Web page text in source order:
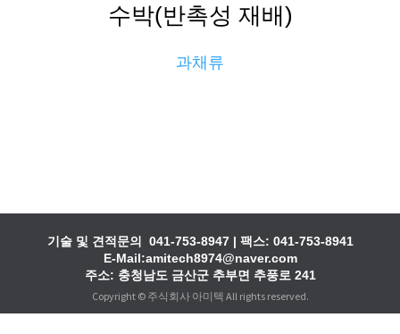
수박(반촉성 재배)
과채류
기술 및 견적문의 041-753-8947| 팩스: 041-753-8941
E-Mail:amitech8974@naver.com
주소: 충청남도 금산군 추부면 추풍로 241
Copyright © 주식회사 아미텍 All rights reserved.